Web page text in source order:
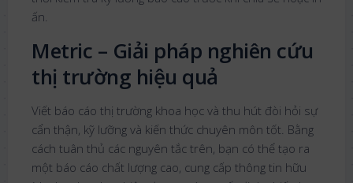
ấn.
Metric – Giải pháp nghiên cứu
thị trường hiệu quả
Viết báo cáo thị trường khoa học và thu hút đòi hỏi sự
cẩn thận, kỹ lưỡng và kiến thức chuyên môn tốt. Bằng
cách tuân thủ các nguyên tắc trên, bạn có thể tạo ra
một báo cáo chất lượng cao, cung cấp thông tin hữu